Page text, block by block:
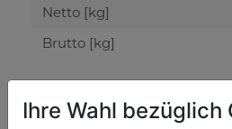
Netto [kg]
Brutto [kg]
Ihre Wahl bezüglich